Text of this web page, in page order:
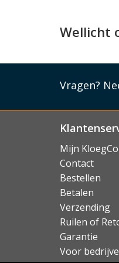
Wellicht
Vragen?
Mijn
Contact
Bestellen
Betalen
Verzending
Ruilen of
Garantie
Voor